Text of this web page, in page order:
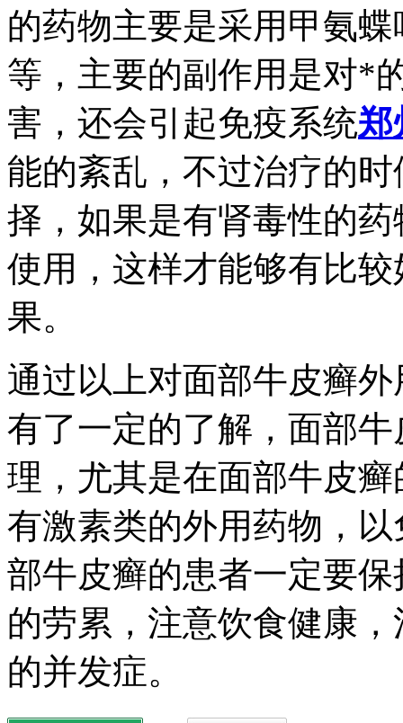
的药物主要是采用甲氨
等，主要的副作用是对*
害，还会引起免疫系统郑
能的紊乱，不过治疗的
择，如果是有肾毒性的
使用，这样才能够有比
果。
通过以上对面部牛皮癣
有了一定的了解，面部
理，尤其是在面部牛皮
有激素类的外用药物，
部牛皮癣的患者一定要
的劳累，注意饮食健康
的并发症。